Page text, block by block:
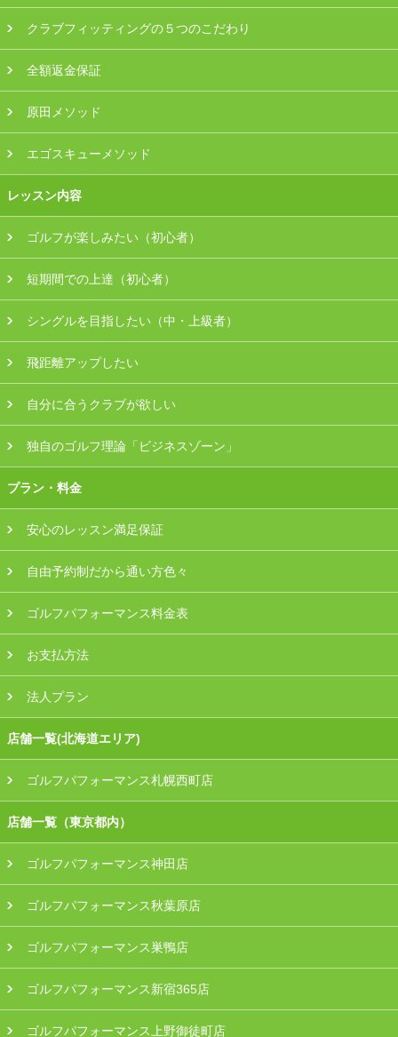
中部（静岡・愛知）
関西（大阪・兵庫・滋賀）
受講生の声
採用情報
クラブフィッティングの５つのこだわり
全額返金保証
原田メソッド
エゴスキューメソッド
レッスン内容
ゴルフが楽しみたい（初心者）
短期間での上達（初心者）
シングルを目指したい（中・上級者）
飛距離アップしたい
自分に合うクラブが欲しい
独自のゴルフ理論「ビジネスゾーン」
プラン・料金
安心のレッスン満足保証
自由予約制だから通い方色々
ゴルフパフォーマンス料金表
お支払方法
法人プラン
店舗一覧(北海道エリア)
ゴルフパフォーマンス札幌西町店
店舗一覧（東京都内）
ゴルフパフォーマンス神田店
ゴルフパフォーマンス秋葉原店
ゴルフパフォーマンス巣鴨店
ゴルフパフォーマンス新宿365店
ゴルフパフォーマンス上野御徒町店